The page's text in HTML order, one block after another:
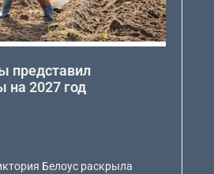
представил
на 2027 год
Белоус раскрыла